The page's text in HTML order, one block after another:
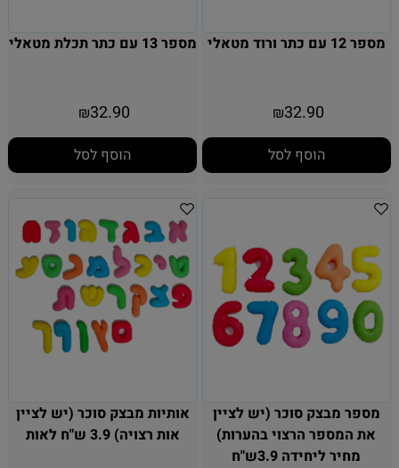
מספר 12 עם כתר ורוד מטאלי
₪32.90
הוסף לסל
מספר 13 עם כתר תכלת מטאלי
₪32.90
הוסף לסל
מספר מבצק סוכר (יש לציין
את המספר הרצוי בהערות)
מחיר ליחידה 3.9ש"ח
אותיות מבצק סוכר (יש לציין
אות רצויה) 3.9 ש"ח לאות